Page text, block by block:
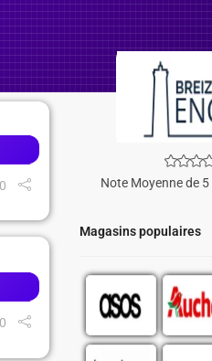
Note Moyenne de
Magasins populaires